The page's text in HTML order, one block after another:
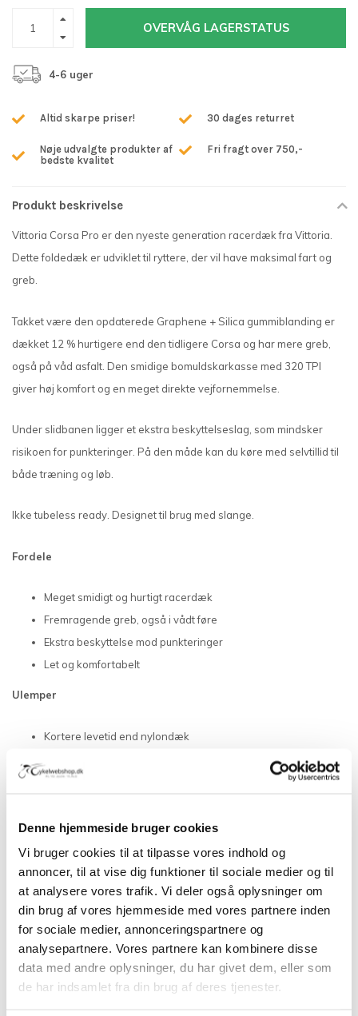
Denne hjemmeside bruger cookies
Vi bruger cookies til at tilpasse vores indhold og
annoncer, til at vise dig funktioner til sociale medier og til
at analysere vores trafik. Vi deler også oplysninger om
din brug af vores hjemmeside med vores partnere inden
for sociale medier, annonceringspartnere og
analysepartnere. Vores partnere kan kombinere disse
data med andre oplysninger, du har givet dem, eller som
de har indsamlet fra din brug af deres tjenester.
OVERVÅG LAGERSTATUS
4-6 uger
Altid skarpe priser! 30 dages returret
Nøje udvalgte produkter af
bedste kvalitet
Fri fragt over 750,-
Produkt beskrivelse
Vittoria Corsa Pro er den nyeste generation racerdæk fra Vittoria.
Dette foldedæk er udviklet til ryttere, der vil have maksimal fart og
greb.
Takket være den opdaterede Graphene + Silica gummiblanding er
dækket 12 % hurtigere end den tidligere Corsa og har mere greb,
også på våd asfalt. Den smidige bomuldskarkasse med 320 TPI
giver høj komfort og en meget direkte vejfornemmelse.
Under slidbanen ligger et ekstra beskyttelseslag, som mindsker
risikoen for punkteringer. På den måde kan du køre med selvtillid til
både træning og løb.
Ikke tubeless ready. Designet til brug med slange.
Fordele
Meget smidigt og hurtigt racerdæk
Fremragende greb, også i vådt føre
Ekstra beskyttelse mod punkteringer
Let og komfortabelt
Ulemper
Kortere levetid end nylondæk
Type: foldedæk
Karkasse: 320 TPI bomuld
Gummiblanding: Graphene + Silica
Anvendelse: racercykel
Sæson: sommer
Greb: ★★★★★
Rullemodstand: ★★★★★
Punkteringsbeskyttelse: ★★★★☆